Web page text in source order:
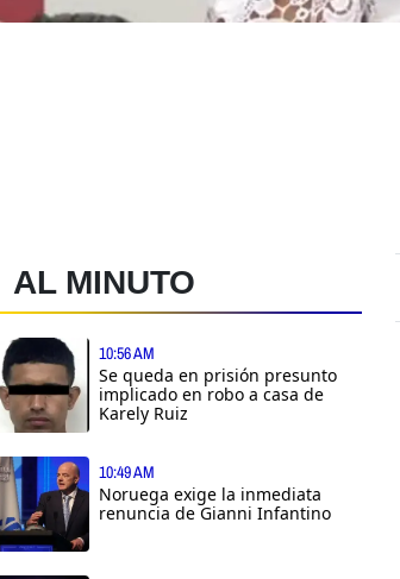
AL MINUTO
10:56 AM
Se queda en prisión presunto
implicado en robo a casa de
Karely Ruiz
10:49 AM
Noruega exige la inmediata
renuncia de Gianni Infantino